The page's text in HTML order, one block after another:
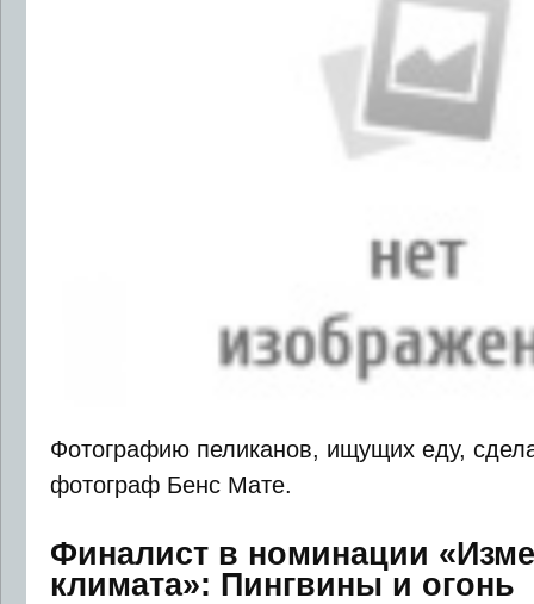
Фотографию пеликанов, ищущих еду,
фотограф Бенс Мате.
Финалист в номинации
климата»: Пингвины и огонь